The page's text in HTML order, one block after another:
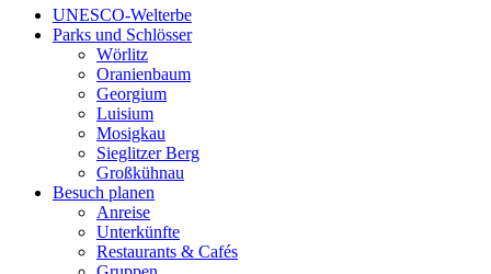
UNESCO-Welterbe
Parks und Schlösser
Wörlitz
Oranienbaum
Georgium
Luisium
Mosigkau
Sieglitzer Berg
Großkühnau
Besuch planen
Anreise
Unterkünfte
Restaurants & Cafés